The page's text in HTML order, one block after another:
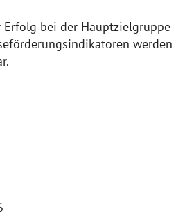
bei der Hauptzielgruppe
werden